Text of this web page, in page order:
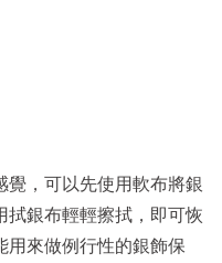
覺，可以先使用軟布將銀
拭銀布輕輕擦拭，即可恢
用來做例行性的銀飾保